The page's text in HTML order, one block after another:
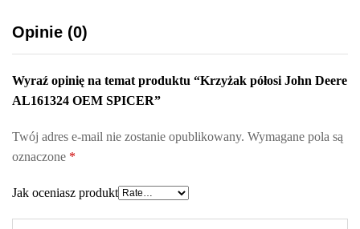
Opinie (0)
Wyraź opinię na temat produktu “Krzyżak półosi John Deere
AL161324 OEM SPICER”
Twój adres e-mail nie zostanie opublikowany. Wymagane pola są
oznaczone *
Jak oceniasz produkt